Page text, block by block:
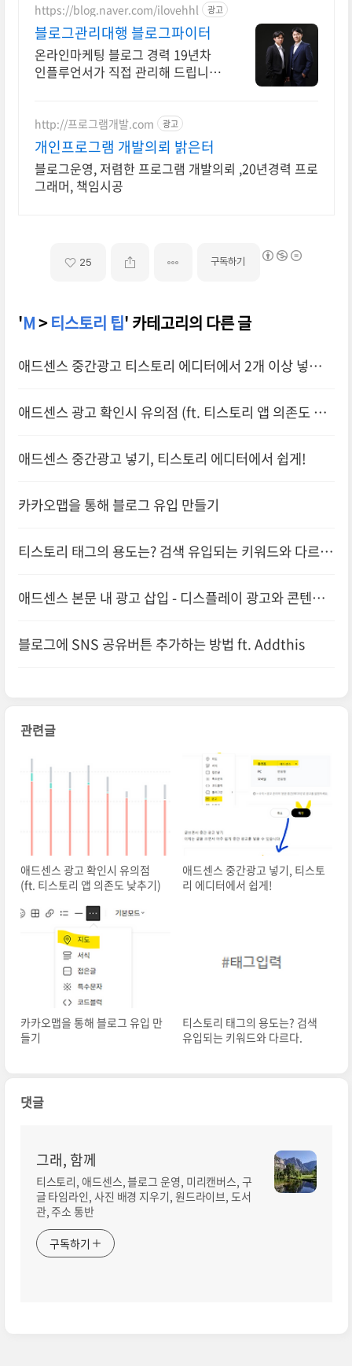
https://blog.naver.com/ilovehhl 광고
블로그관리대행 블로그파이터
온라인마케팅 블로그 경력 19년차
인플루언서가 직접 관리해 드립니다.
http://프로그램개발.com 광고
개인프로그램 개발의뢰 밝은터
블로그운영, 저렴한 프로그램 개발의뢰 ,20년경력 프로
그래머, 책임시공
25 구독하기
'M>티스토리 팁' 카테고리의 다른 글
애드센스 중간광고 티스토리 에디터에서 2개 이상 넣는
애드센스 광고 확인시 유의점 (ft. 티스토리 앱 의존도 낮
애드센스 중간광고 넣기, 티스토리 에디터에서 쉽게!
카카오맵을 통해 블로그 유입 만들기
티스토리 태그의 용도는? 검색 유입되는 키워드와 다르
애드센스 본문 내 광고 삽입 - 디스플레이 광고와 콘텐츠
블로그에 SNS 공유버튼 추가하는 방법 ft. Addthis
관련글
애드센스 광고 확인시 유의점
(ft. 티스토리 앱 의존도 낮추기)
애드센스 중간광고 넣기, 티스토
리 에디터에서 쉽게!
카카오맵을 통해 블로그 유입 만
들기
티스토리 태그의 용도는? 검색
유입되는 키워드와 다르다.
댓글
그래, 함께
티스토리, 애드센스, 블로그 운영, 미리캔버스, 구
글 타임라인, 사진 배경 지우기, 원드라이브, 도서
관, 주소 통반
구독하기